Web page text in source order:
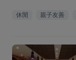
休閒 親子友善